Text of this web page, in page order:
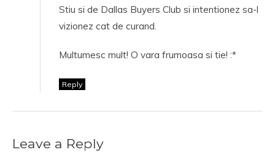
Stiu si de Dallas Buyers Club si intentionez sa-l
vizionez cat de curand.
Multumesc mult! O vara frumoasa si tie! :*
Reply
Leave a Reply